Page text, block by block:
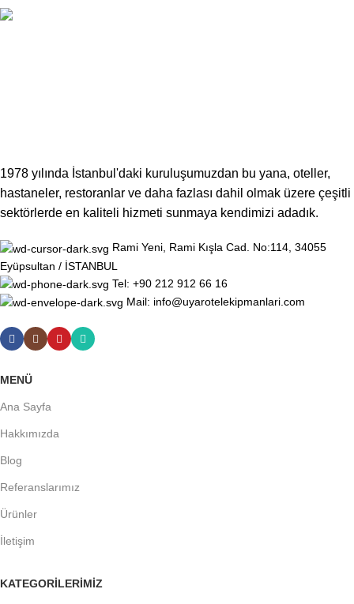
1978 yılında İstanbul'daki kuruluşumuzdan bu yana, oteller,
hastaneler, restoranlar ve daha fazlası dahil olmak üzere çeşitli
sektörlerde en kaliteli hizmeti sunmaya kendimizi adadık.
Rami Yeni, Rami Kışla Cad. No:114, 34055
Eyüpsultan / İSTANBUL
Tel: +90 212 912 66 16
Mail: info@uyarotelekipmanlari.com
MENÜ
Ana Sayfa
Hakkımızda
Blog
Referanslarımız
Ürünler
İletişim
KATEGORILERIMIZ